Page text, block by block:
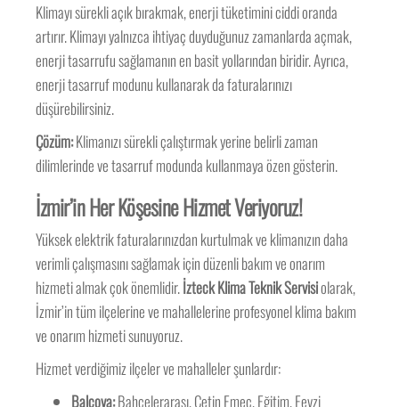
Klimayı sürekli açık bırakmak, enerji tüketimini ciddi oranda
artırır. Klimayı yalnızca ihtiyaç duyduğunuz zamanlarda açmak,
enerji tasarrufu sağlamanın en basit yollarından biridir. Ayrıca,
enerji tasarruf modunu kullanarak da faturalarınızı
düşürebilirsiniz.
Çözüm:Klimanızı sürekli çalıştırmak yerine belirli zaman
dilimlerinde ve tasarruf modunda kullanmaya özen gösterin.
İzmir’in Her Köşesine Hizmet Veriyoruz!
Yüksek elektrik faturalarınızdan kurtulmak ve klimanızın daha
verimli çalışmasını sağlamak için düzenli bakım ve onarım
hizmeti almak çok önemlidir.İzteck Klima Teknik Servisiolarak,
İzmir’in tüm ilçelerine ve mahallelerine profesyonel klima bakım
ve onarım hizmeti sunuyoruz.
Hizmet verdiğimiz ilçeler ve mahalleler şunlardır:
Balçova:Bahçelerarası, Çetin Emeç, Eğitim, Fevzi